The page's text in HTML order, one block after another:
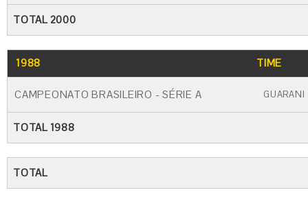
TOTAL 2000
1988 TIME
CAMPEONATO BRASILEIRO - SÉRIE A GUARANI
TOTAL 1988
TOTAL